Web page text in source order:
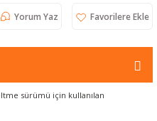
Yorum Yaz
sürümü için kullanılan